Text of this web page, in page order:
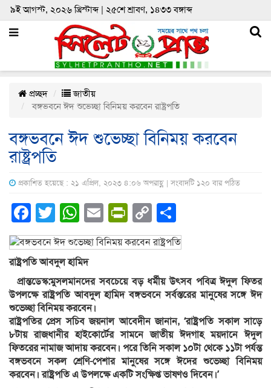
৯ই আগস্ট, ২০২৬ খ্রিস্টাব্দ | ২৫শে শ্রাবণ, ১৪৩৩ বঙ্গাব্দ
প্রচ্ছদ
জাতীয়
বঙ্গভবনে ঈদ শুভেচ্ছা বিনিময় করবেন রাষ্ট্রপতি
বঙ্গভবনে ঈদ শুভেচ্ছা বিনিময় করবেন
রাষ্ট্রপতি
প্রকাশিত হয়েছে : ২১ এপ্রিল, ২০২৩ ৪:০৬ অপরাহ্ণ | সংবাদটি ১২০ বার পঠিত
Facebook
Twitter
WhatsApp
EmailPrintFriendly
Copy
Link
রাষ্ট্রপতি আবদুল হামিদ
প্রান্তডেস্ক:মুসলমানদের সবচেয়ে বড় ধর্মীয় উৎসব পবিত্র ঈদুল ফিতর
উপলক্ষে রাষ্ট্রপতি আবদুল হামিদ বঙ্গভবনে সর্বস্তরের মানুষের সঙ্গে ঈদ
শুভেচ্ছা বিনিময় করবেন।
রাষ্ট্রপতির প্রেস সচিব জয়নাল আবেদীন জানান, ‘রাষ্ট্রপতি সকাল সাড়ে
৮টায় রাজধানীর হাইকোর্টের সামনে জাতীয় ঈদগাহ ময়দানে ঈদুল
ফিতরের নামাজ আদায় করবেন। পরে তিনি সকাল ১০টা থেকে ১১টা পর্যন্ত
বঙ্গভবনে সকল শ্রেণি-পেশার মানুষের সঙ্গে ঈদের শুভেচ্ছা বিনিময়
করবেন। রাষ্ট্রপতি এ উপলক্ষে একটি সংক্ষিপ্ত ভাষণও দিবেন।’